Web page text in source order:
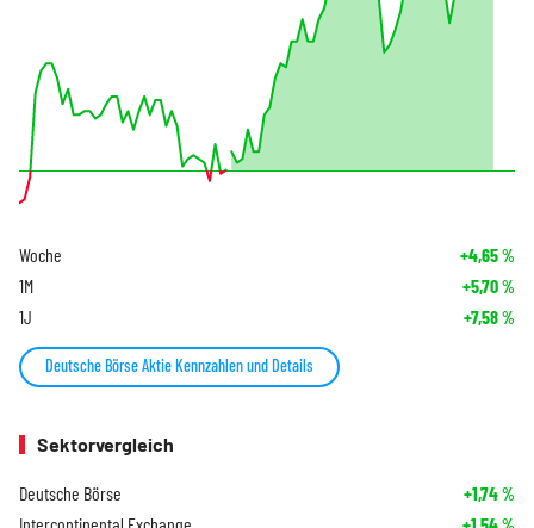
Woche +4,65%
1M +5,70%
1J +7,58%
Deutsche Börse Aktie Kennzahlen und Details
Sektorvergleich
Deutsche Börse +1,74%